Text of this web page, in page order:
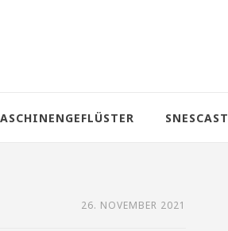
SNESCAST
26. NOVEMBER 2021